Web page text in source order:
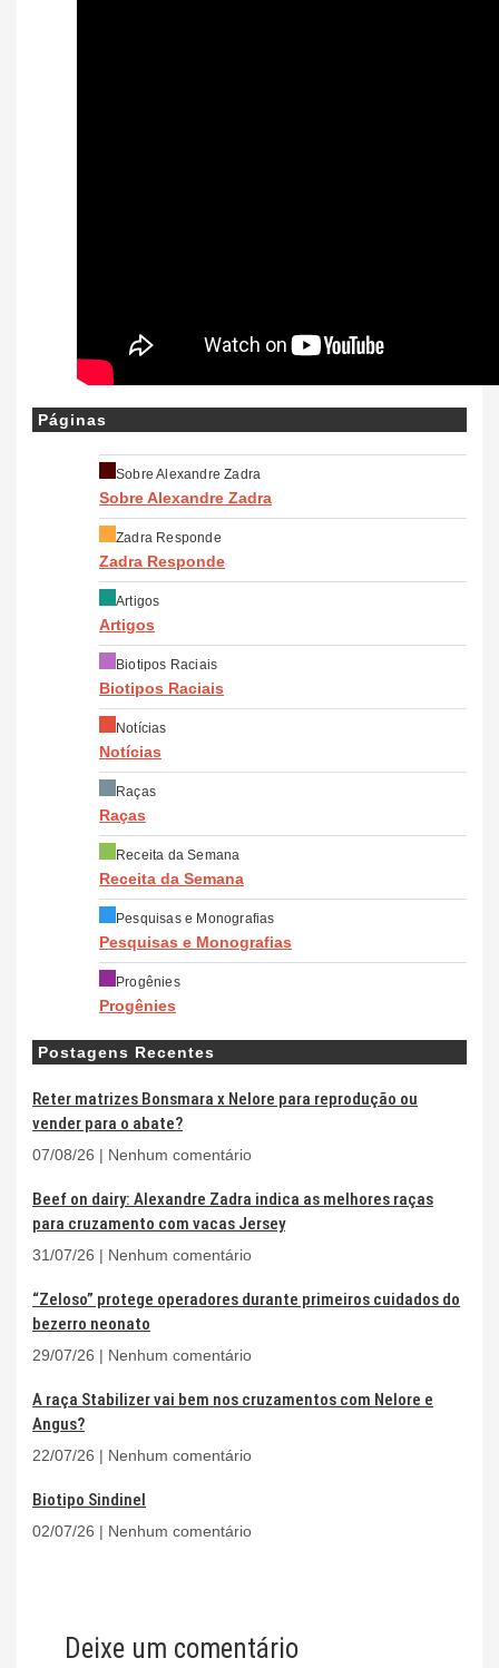
Páginas
Sobre Alexandre Zadra
Sobre Alexandre Zadra
Zadra Responde
Zadra Responde
Artigos
Artigos
Biotipos Raciais
Biotipos Raciais
Notícias
Notícias
Raças
Raças
Receita da Semana
Receita da Semana
Pesquisas e Monografias
Pesquisas e Monografias
Progênies
Progênies
Postagens Recentes
Reter matrizes Bonsmara x Nelore para reprodução ou
vender para o abate?
07/08/26 Nenhum comentário
Beef on dairy: Alexandre Zadra indica as melhores raças
para cruzamento com vacas Jersey
31/07/26 Nenhum comentário
“Zeloso” protege operadores durante primeiros cuidados do
bezerro neonato
29/07/26 Nenhum comentário
A raça Stabilizer vai bem nos cruzamentos com Nelore e
Angus?
22/07/26 Nenhum comentário
Biotipo Sindinel
02/07/26 Nenhum comentário
Deixe um comentário